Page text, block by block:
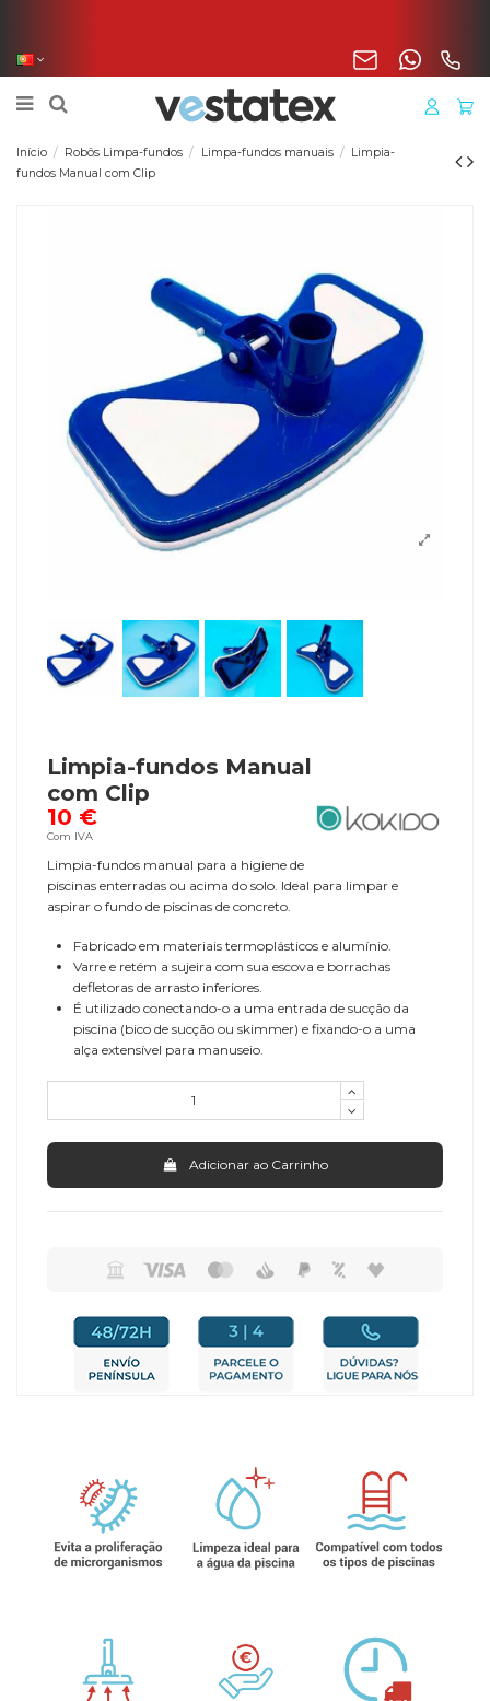
Início Robôs Limpa-fundos Limpa-fundos manuais
Limpia-
fundos Manual com Clip
Limpia-fundos Manual
com Clip
10 €
Com IVA
Limpia-fundos manual para a higiene de
piscinas enterradas ou acima do solo. Ideal para limpar e
aspirar o fundo de piscinas de concreto.
Fabricado em materiais termoplásticos e alumínio.
Varre e retém a sujeira com sua escova e borrachas
defletoras de arrasto inferiores.
É utilizado conectando-o a uma entrada de sucção da
piscina (bico de sucção ou skimmer) e fixando-o a uma
alça extensível para manuseio.
Adicionar ao Carrinho